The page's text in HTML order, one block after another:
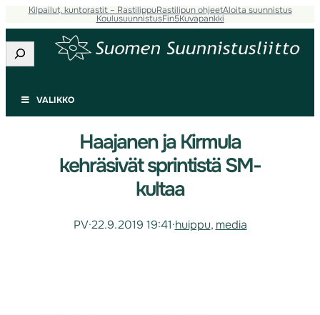
Kilpailut, kuntorastit – RastilippuRastilipun ohjeetAloita suunnistus
KoulusuunnistusFin5Kuvapankki
Etsi
VALIKKO
Haajanen ja Kirmula
kehräsivät sprintistä SM-
kultaa
PV·22.9.2019 19:41·huippu, media